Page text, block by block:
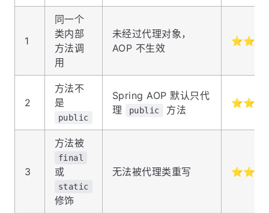
1
同一个
类内部
方法调
用
未经过代理对象，
AOP 不生效
2
方法不
是
public
Spring AOP 默认只代
理
public 方法
3
方法被
final
或
static
修饰
无法被代理类重写